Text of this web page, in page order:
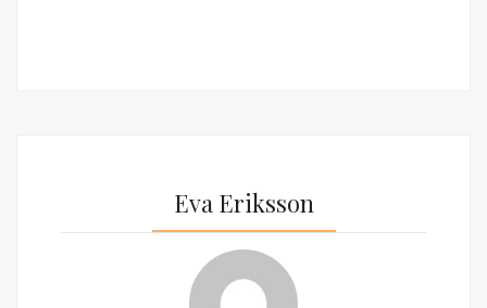
Eva Eriksson